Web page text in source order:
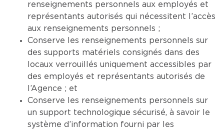
renseignements personnels aux employés et
représentants autorisés qui nécessitent l’accès
aux renseignements personnels ;
Conserve les renseignements personnels sur
des supports matériels consignés dans des
locaux verrouillés uniquement accessibles par
des employés et représentants autorisés de
l’Agence ; et
Conserve les renseignements personnels sur
un support technologique sécurisé, à savoir le
système d’information fourni par les